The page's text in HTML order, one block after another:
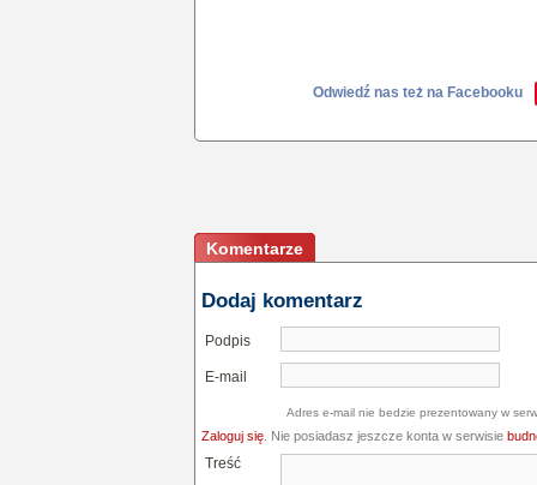
Odwiedź nas też na Facebooku
Komentarze
Dodaj komentarz
Podpis
E-mail
Adres e-mail nie bedzie prezentowany w
Zaloguj się . Nie posiadasz jeszcze konta w serwisie
Treść